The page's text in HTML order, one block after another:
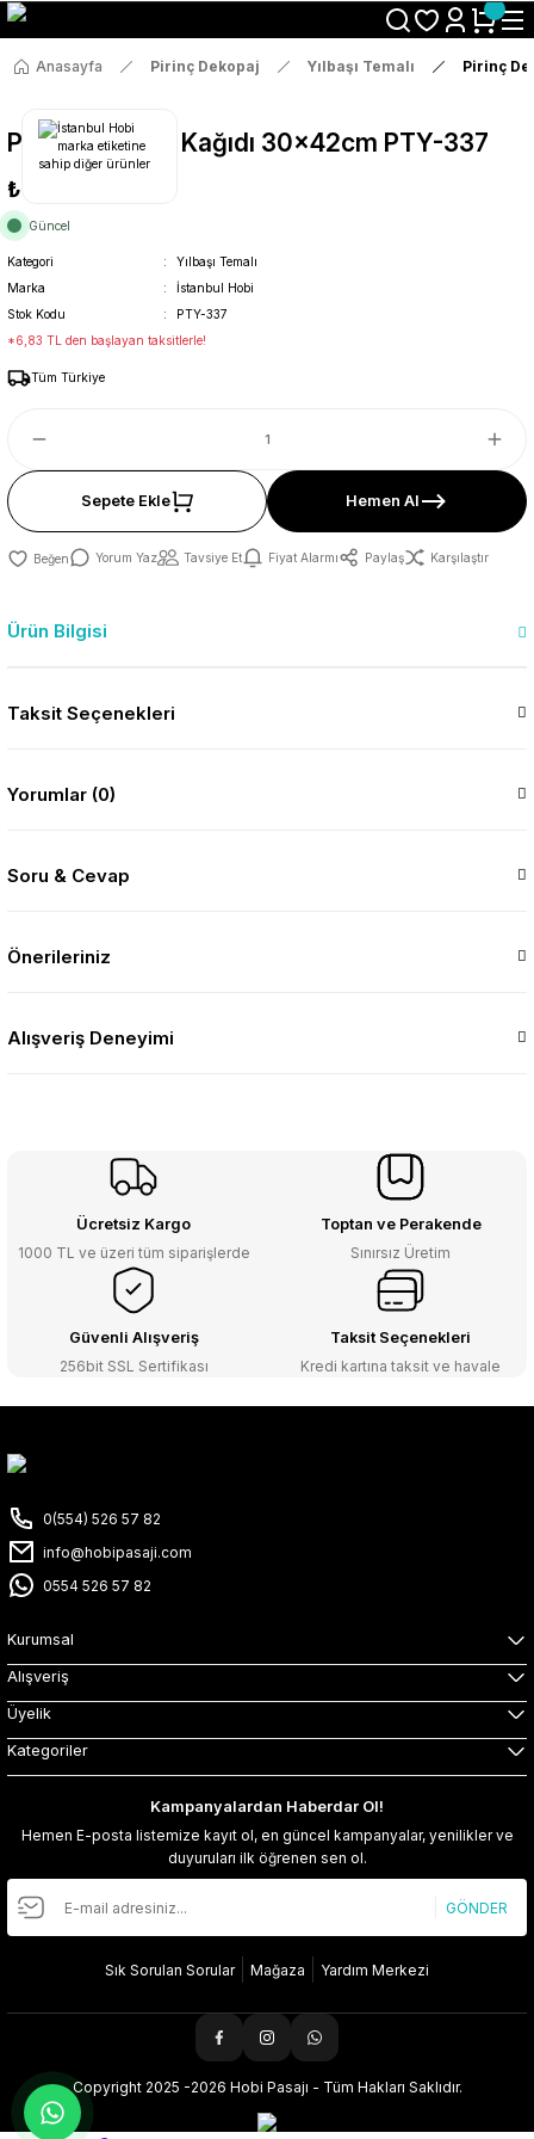
Size Özel "HG10" Koduyla Sepette Hemen %10 İndirimi Kaçırma
Anasayfa Pirinç Dekopaj Yılbaşı Temalı Pirinç
Pirinç Dekopaj Kağıdı 30x42cm PTY-337
₺36
Güncel
Kategori
Yılbaşı Temalı
Marka
İstanbul Hobi
Stok Kodu
PTY-337
*6,83 TL den başlayan taksitlerle!
Tüm Türkiye
Sepete Ekle Hemen Al
Yorum Yaz Tavsiye Et Fiyat Alarmı Paylaş Karşılaştır
Ürün Bilgisi
Taksit Seçenekleri
Yorumlar (0)
Soru & Cevap
Önerileriniz
Alışveriş Deneyimi
Ücretsiz Kargo
1000 TL ve üzeri tüm siparişlerde
Toptan ve Perakende
Sınırsız Üretim
Güvenli Alışveriş
256bit SSL Sertifikası
Taksit Seçenekleri
Kredi kartına taksit ve havale
0(554) 526 57 82
info@hobipasaji.com
0554 526 57 82
Kurumsal
Alışveriş
Üyelik
Kategoriler
Kampanyalardan Haberdar Ol!
Hemen E-posta listemize kayıt ol, en güncel kampanyalar, yenilikler ve
duyuruları ilk öğrenen sen ol.
GÖNDER
Sık Sorulan Sorular Mağaza Yardım Merkezi
Copyright 2025 -2026 Hobi Pasajı - Tüm Hakları Saklıdır.